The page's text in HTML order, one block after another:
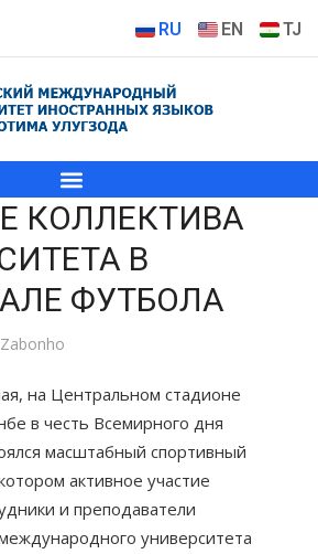
RU EN TJ
КОЛЛЕКТИВА
В
ФУТБОЛА
на Центральном стадионе
в честь Всемирного дня
масштабный спортивный
активное участие
и преподаватели
университета